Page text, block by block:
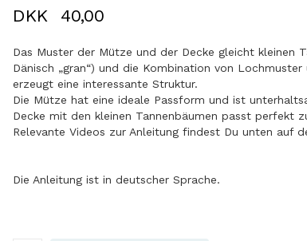
DKK 40,00
Das Muster der Mütze und der Decke gleicht kleinen
Dänisch „gran“) und die Kombination von Lochmuster
erzeugt eine interessante Struktur.
Die Mütze hat eine ideale Passform und ist
Decke mit den kleinen Tannenbäumen passt perfekt
Relevante Videos zur Anleitung findest Du unten auf
Die Anleitung ist in deutscher Sprache.